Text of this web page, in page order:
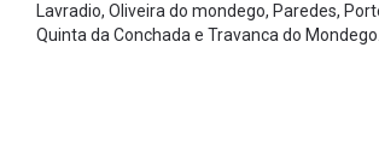
Lavradio, Oliveira do mondego, Paredes,
Quinta da Conchada e Travanca do Mondego.